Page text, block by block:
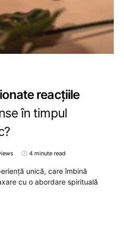
reacțiile
în timpul
4 minute read
unică, care îmbină
cu o abordare spirituală